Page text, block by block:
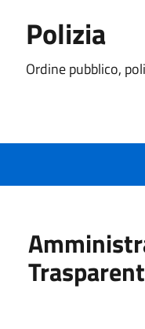
Polizia
Ordine pubblico,